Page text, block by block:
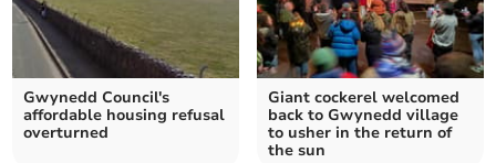
Gwynedd Council's
affordable housing refusal
overturned
Giant cockerel welcomed
back to Gwynedd village
to usher in the return of
the sun